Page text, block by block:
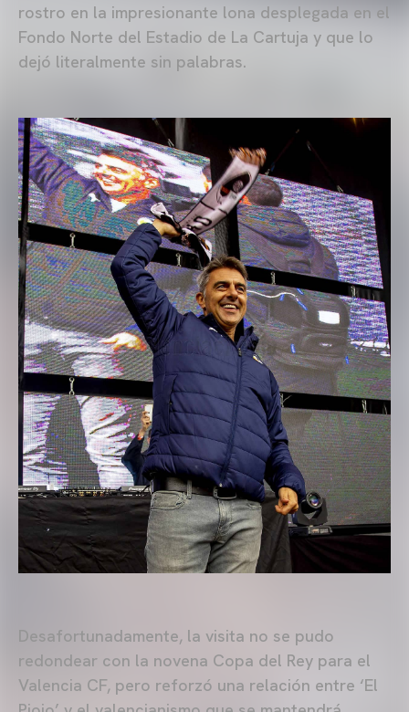
rostro en la impresionante lona desplegada en el
Fondo Norte del Estadio de La Cartuja y que lo
dejó literalmente sin palabras.
Desafortunadamente, la visita no se pudo
redondear con la novena Copa del Rey para el
Valencia CF, pero reforzó una relación entre ‘El